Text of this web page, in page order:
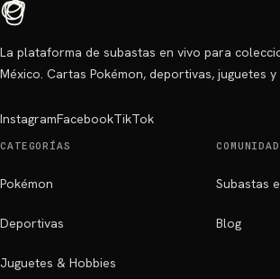
La plataforma de subastas en vivo para
México. Cartas Pokémon, deportivas, juguetes y
InstagramFacebookTikTok
CATEGORÍAS
Pokémon
Deportivas
Juguetes & Hobbies
COMUNIDAD
Subastas
Blog